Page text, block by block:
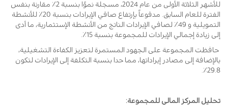
للأشهر الثلاثة الأولى من عام 2024، مسجلة نموًا بنسبة 2٪ مقارنة بنفس
الفترة للعام السابق. مدفوعاً بإرتفاع صافي الإيرادات بنسبة 20٪ للأنشطة
التمويلية و 49٪ لصافي الإيرادات الناتج من الأنشطة الإستثمارية، ما أدى
إلى زيادة إجمالي الإيرادات للمجموعة بنسبة 15٪.
حافظت المجموعة على الجهود المستمرة لتعزيز الكفاءة التشغيلية،
بالإضافة إلى مصادر إيراداتها، مما حدا بنسبة التكلفة إلى الإيرادات لتكون
29.8٪.
تحليل المركز المالي للمجموعة: